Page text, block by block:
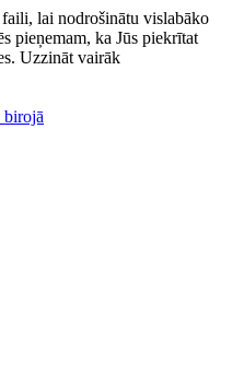
lai nodrošinātu vislabāko
pieņemam, ka Jūs piekrītat
Uzzināt vairāk